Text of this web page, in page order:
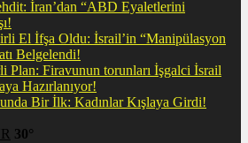
İran’dan “ABD Eyaletlerini
El İfşa Oldu: İsrail’in “Manipülasyon
Belgelendi!
Plan: Firavunun torunları İşgalci İsrail
Hazırlanıyor!
Bir İlk: Kadınlar Kışlaya Girdi!
30°